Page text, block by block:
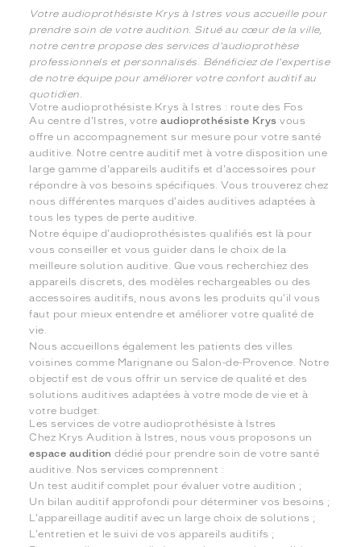
Votre audioprothésiste Krys à Istres vous accueille pour
prendre soin de votre audition. Situé au cœur de la ville,
notre centre propose des services d'audioprothèse
professionnels et personnalisés. Bénéficiez de l'expertise
de notre équipe pour améliorer votre confort auditif au
quotidien.
Votre audioprothésiste Krys à Istres : route des Fos
Au centre d'Istres, votreaudioprothésiste Krys vous
offre un accompagnement sur mesure pour votre santé
auditive. Notre centre auditif met à votre disposition une
large gamme d'appareils auditifs et d'accessoires pour
répondre à vos besoins spécifiques. Vous trouverez chez
nous différentes marques d'aides auditives adaptées à
tous les types de perte auditive.
Notre équipe d'audioprothésistes qualifiés est là pour
vous conseiller et vous guider dans le choix de la
meilleure solution auditive. Que vous recherchiez des
appareils discrets, des modèles rechargeables ou des
accessoires auditifs, nous avons les produits qu'il vous
faut pour mieux entendre et améliorer votre qualité de
vie.
Nous accueillons également les patients des villes
voisines comme Marignane ou Salon-de-Provence. Notre
objectif est de vous offrir un service de qualité et des
solutions auditives adaptées à votre mode de vie et à
votre budget.
Les services de votre audioprothésiste à Istres
Chez Krys Audition à Istres, nous vous proposons un
espace audition dédié pour prendre soin de votre santé
auditive. Nos services comprennent :
Un test auditif complet pour évaluer votre audition ;
Un bilan auditif approfondi pour déterminer vos besoins ;
L'appareillage auditif avec un large choix de solutions ;
L'entretien et le suivi de vos appareils auditifs ;